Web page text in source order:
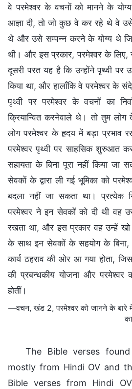
वे परमेश्वर के वचनों को मानने के
आज्ञा दी, तो जो कुछ वे कर रहे थे वे
थे और उसे सम्पन्न करने के योग्य थे
थी। और इस प्रकार, परमेश्वर के लिए,
दूसरी परत यह है कि उन्होंने पृथ्वी पर
किया था, और हालाँकि वे परमेश्वर के
पृथ्वी पर परमेश्वर के वचनों का
क्रियान्वित करनेवाले थे। तो तुम लोग
लोग परमेश्वर के हृदय में बड़ा प्रभाव
परमेश्वर पृथ्वी पर साहसिक शुरुआत
सहायता के बिना पूरा नहीं किया जा
सेवकों के द्वारा ली गई भूमिका को
बदला नहीं जा सकता था। प्रत्येक
परमेश्वर ने इन सेवकों को दी थी वह
रखता था, और इस प्रकार वह उन्हें खो
के साथ इन सेवकों के सहयोग के बिना,
कार्य ठहराव की ओर आ गया होता,
की प्रबन्धकीय योजना और परमेश्वर
होतीं।
—वचन, खंड 2, परमेश्वर को जानने के बारे में,
The Bible verses
mostly from Hindi OV and
Bible verses from Hindi